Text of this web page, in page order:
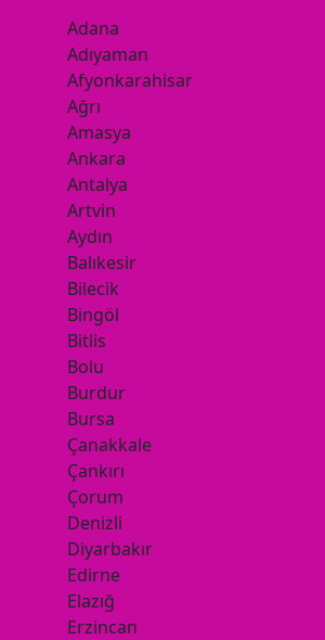
Adana
Adıyaman
Afyonkarahisar
Ağrı
Amasya
Ankara
Antalya
Artvin
Aydın
Balıkesir
Bilecik
Bingöl
Bitlis
Bolu
Burdur
Bursa
Çanakkale
Çankırı
Çorum
Denizli
Diyarbakır
Edirne
Elazığ
Erzincan